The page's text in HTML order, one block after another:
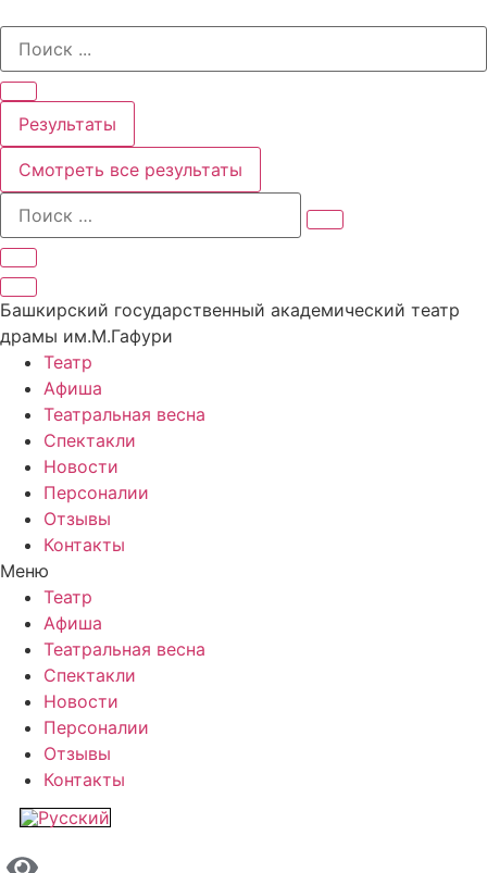
содержимому
Search
Результаты
Смотреть все результаты
Башкирский государственный академический театр
драмы им.М.Гафури
Театр
Афиша
Театральная весна
Спектакли
Новости
Персоналии
Отзывы
Контакты
Меню
Театр
Афиша
Театральная весна
Спектакли
Новости
Персоналии
Отзывы
Контакты